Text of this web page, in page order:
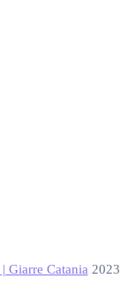
Giarre Catania2023